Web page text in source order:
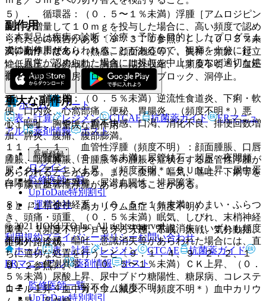
５）． 循環器：（０．５〜１％未満）浮腫［アムロジピン
製剤を増量して１０ｍｇを投与した場合に、高い頻度で認め
られたとの報告がある〔９．３．１参照〕］、（０．５％未
満）動悸、ほてり（熱感、顔面潮紅等）、失神、頻脈、起立
性低血圧、心房細動、胸痛、期外収縮、（頻度不明＊）血圧
低下、徐脈、洞房ブロック又は房室ブロック、洞停止。
６）． 消化器：（０．５％未満）逆流性食道炎、下痢・軟
便、口内炎、心窩部痛、便秘、胃腸炎、（頻度不明＊）悪
心、嘔吐、胸やけ、胃不快感、口渇、消化不良、排便回数増
加、膵炎、腹痛、腹部膨満。
７）． 腎臓：（０．５％未満）尿管結石、頻尿・夜間頻
尿、クレアチニン上昇、（頻度不明＊）ＢＵＮ上昇、尿中蛋
白陽性、尿沈渣異常、尿潜血陽性、排尿障害。
８）． 精神神経系：（０．５〜１％未満）めまい・ふらつ
き、頭痛・頭重、（０．５％未満）眠気、しびれ、末梢神経
障害、（頻度不明＊）もうろう感、不眠、振戦、気分動揺、
錐体外路症状。
９）． 代謝異常：（０．５〜１％未満）ＣＫ上昇、（０．
５％未満）尿酸上昇、尿中ブドウ糖陽性、糖尿病、コレステ
ロール上昇、血中カリウム減少、（頻度不明＊）血中カリウ
副作用
次の副作用があらわれることがあるので、観察を十分に行
い、異常が認められた場合には投与を中止するなど適切な処
置を行うこと。
重大な副作用
１１．１． 重大な副作用
１１．１．１． 血管性浮腫（頻度不明）：顔面腫脹、口唇
腫脹、咽頭腫脹、舌腫脹等の腫脹を症状とする血管性浮腫が
あらわれることがある。また、腹痛、嘔気、嘔吐、下痢等を
伴う腸管血管性浮腫があらわれることがある。
１１．１．２． 高カリウム血症（頻度不明）。
１１．１．３． ショック、失神、意識消失（いずれも頻度
不明）：冷感、嘔吐、意識消失等があらわれた場合には、直
ちに適切な処置を行うこと〔９．１．４、９．２．２、１
０．２参照〕。
１１．１．４． 腎不全（頻度不明）。
※本製品は疾病の診断・治療・予防を目的としたプログラム
ではありません。
ホーム
ノート
表・計算
レジメン CTCAE 抗菌薬ガイド
ERマニュ
アル
薬剤情報 ポスト
新規登録
ログイン
監修医師一覧
UpToDate特別割引
運営会社
© 2021 HOKUTO Inc. All rights reserved.
利用規約プライバシーポリシーお問い合わせ
ホーム
表・計算 レジメン CTCAE
抗菌薬ガイド
ERマニュアル
薬剤情報 ポスト
監修医師一覧
UpToDate特別割引